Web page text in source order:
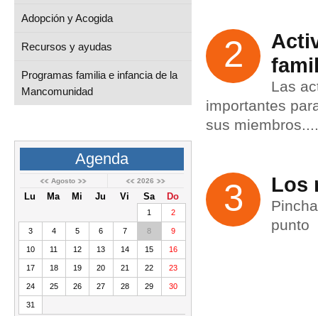
Adopción y Acogida
Recursos y ayudas
Programas familia e infancia de la
Mancomunidad
Agenda
Agosto 2026
Lu Ma Mi Ju Vi Sa Do
1 2
3 4 5 6 7 8 9
10 11 12 13 14 15 16
17 18 19 20 21 22 23
24 25 26 27 28 29 30
31
2
Las
importantes
sus miembros....
3 Los
punto